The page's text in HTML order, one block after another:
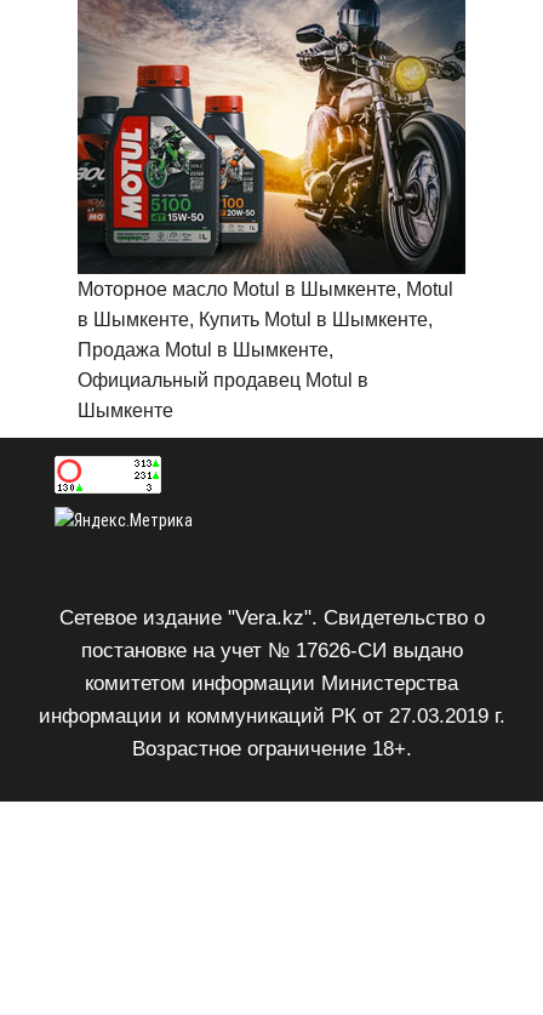
Моторное масло Motul в Шымкенте, Motul
в Шымкенте, Купить Motul в Шымкенте,
Продажа Motul в Шымкенте,
Официальный продавец Motul в
Шымкенте
Сетевое издание "Vera.kz". Свидетельство о
постановке на учет № 17626-СИ выдано
комитетом информации Министерства
информации и коммуникаций РК от 27.03.2019 г.
Возрастное ограничение 18+.